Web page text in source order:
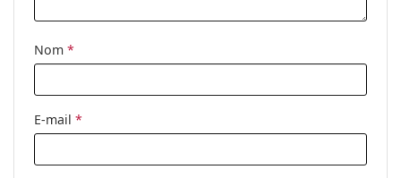
Étui:
Oui
Sexe:
Pour hommes
Catégorie:
Lunettes de vue
Nom *
E-mail *